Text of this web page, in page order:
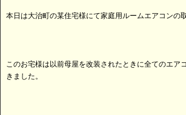
本日は大治町の某住宅様にて家庭用ルームエアコンの
このお宅様は以前母屋を改装されたときに全てのエア
きました。